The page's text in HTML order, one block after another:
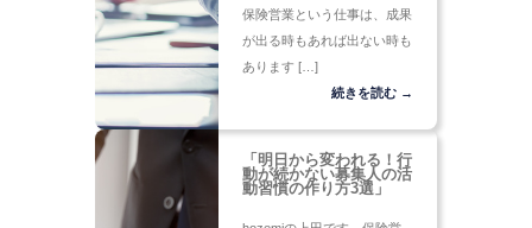
保険営業という仕事は、成果
が出る時もあれば出ない時も
あります […]
続きを読む →
「明日から変われる！行
動が続かない募集人の活
動習慣の作り方3選」